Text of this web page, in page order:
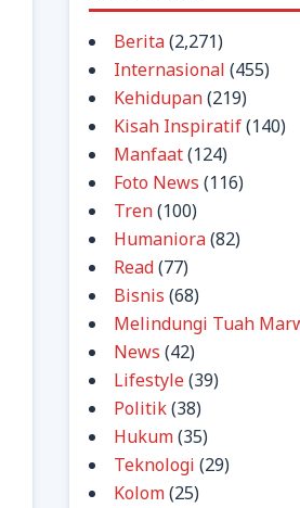
Berita(2,271)
Internasional (455)
Kehidupan(219)
Kisah Inspiratif(140)
Manfaat(124)
Foto News (116)
Tren(100)
Humaniora(82)
Read(77)
Bisnis (68)
Melindungi Tuah
News (42)
Lifestyle(39)
Politik(38)
Hukum(35)
Teknologi (29)
Kolom(25)